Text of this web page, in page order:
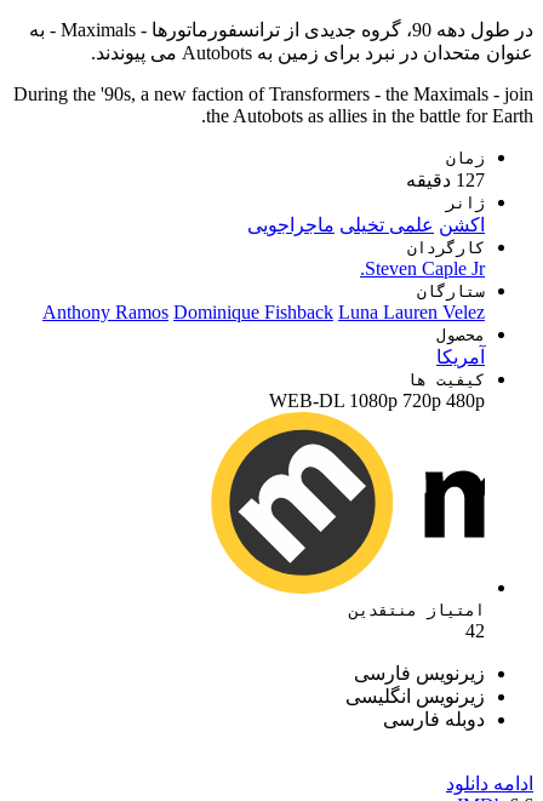
در طول دهه 90، گروه جدیدی از ترانسفورماتورها - Maximals - به
عنوان متحدان در نبرد برای زمین به Autobots می پیوندند.
During the '90s, a new faction of Transformers - the Maximals - join
the Autobots as allies in the battle for Earth.
زمان
127 دقیقه
ژانر
اکشن علمی تخیلی ماجراجویی
کارگردان
Steven Caple Jr.
ستارگان
Anthony Ramos Dominique Fishback Luna Lauren Velez
محصول
آمریکا
کیفیت ها
WEB-DL 1080p 720p 480p
امتیاز منتقدین
42
زیرنویس فارسی
زیرنویس انگلیسی
دوبله فارسی
ادامه دانلود